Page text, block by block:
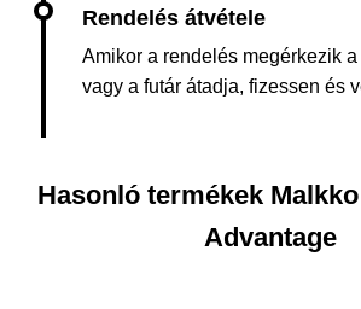
Amikor a rendelés megérkezik
vagy a futár átadja, fizessen és
Hasonló termékek
Advantage